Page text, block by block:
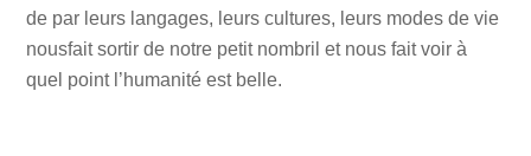
de par leurs langages, leurs cultures, leurs modes de vie
nousfait sortir de notre petit nombril et nous fait voir à
quel point l’humanité est belle.